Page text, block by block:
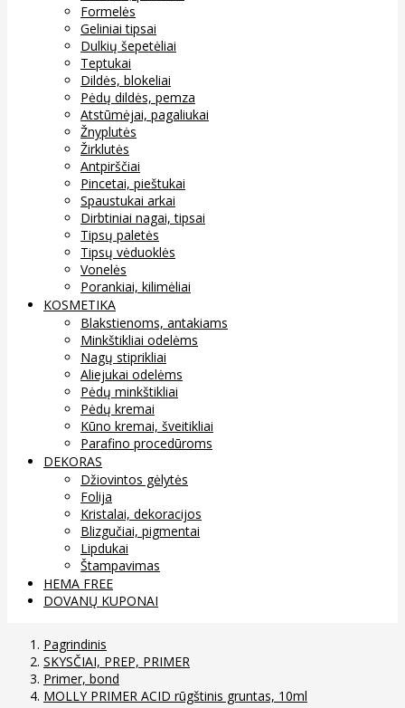
Formelės
Geliniai tipsai
Dulkių šepetėliai
Teptukai
Dildės, blokeliai
Pėdų dildės, pemza
Atstūmėjai, pagaliukai
Žnyplutės
Žirklutės
Antpirščiai
Pincetai, pieštukai
Spaustukai arkai
Dirbtiniai nagai, tipsai
Tipsų paletės
Tipsų vėduoklės
Vonelės
Porankiai, kilimėliai
KOSMETIKA
Blakstienoms, antakiams
Minkštikliai odelėms
Nagų stiprikliai
Aliejukai odelėms
Pėdų minkštikliai
Pėdų kremai
Kūno kremai, šveitikliai
Parafino procedūroms
DEKORAS
Džiovintos gėlytės
Folija
Kristalai, dekoracijos
Blizgučiai, pigmentai
Lipdukai
Štampavimas
HEMA FREE
DOVANŲ KUPONAI
Pagrindinis
SKYSČIAI, PREP, PRIMER
Primer, bond
MOLLY PRIMER ACID rūgštinis gruntas, 10ml